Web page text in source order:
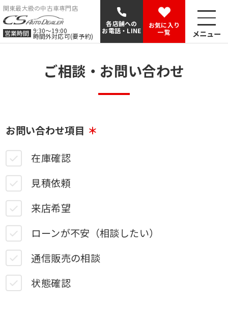
関東最大級の中古車専門店
営業時間 9:30〜19:00
時間外対応可(要予約)
各店舗への
お電話・LINE
お気に入り
一覧
メニュー
ご相談・お問い合わせ
お問い合わせ項目
在庫確認
見積依頼
来店希望
ローンが不安（相談したい）
通信販売の相談
状態確認